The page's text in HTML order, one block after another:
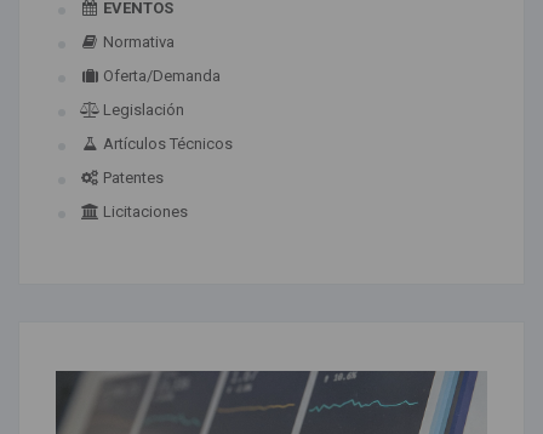
EVENTOS
Normativa
Oferta/Demanda
Legislación
Artículos Técnicos
Patentes
Licitaciones